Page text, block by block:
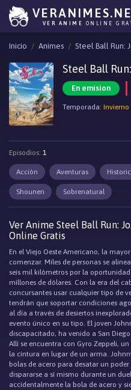
VER ANIME ONLINE
Inicio Animes Steel Ball Run:
Steel Ball
En emision
Temporada: Invierno
Episodios: 1
Acción Aventuras
Shounen Sobrenatural
Ver Anime Steel Ball Run:
Online Gratis
En el Viejo Oeste Americano, la
comenzar. Miles de personas se
seis mil kilómetros por la
millones de dólares. Con la era del
concursantes usar cualquier tipo de
tendrán que soportar condiciones
al día a través de desiertos
evento único en su tipo. El joven
discapacitado, ha venido a San
Allí se encuentra con Gyro Zeppeli,
la cintura en lugar de un arma.
bolas de acero para desatar un
dispararse a sí mismo durante un
accidentalmente la bola de acero y